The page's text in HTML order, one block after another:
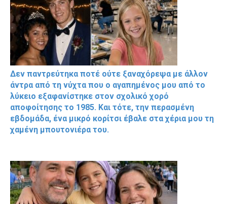
Δεν παντρεύτηκα ποτέ ούτε ξαναχόρεψα με άλλον
άντρα από τη νύχτα που ο αγαπημένος μου από το
λύκειο εξαφανίστηκε στον σχολικό χορό
αποφοίτησης το 1985. Και τότε, την περασμένη
εβδομάδα, ένα μικρό κορίτσι έβαλε στα χέρια μου τη
χαμένη μπουτονιέρα του.